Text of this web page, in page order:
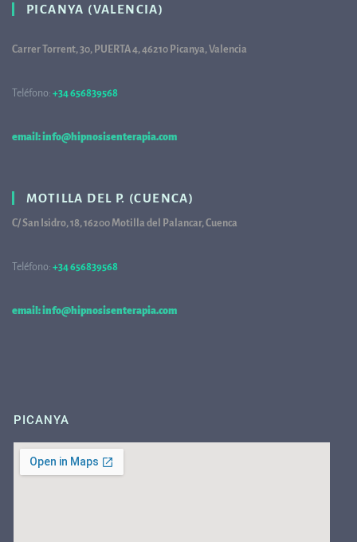
PICANYA (VALENCIA)
Carrer Torrent, 30, PUERTA 4, 46210 Picanya, Valencia
Teléfono: +34 656839568
email: info@hipnosisenterapia.com
MOTILLA DEL P. (CUENCA)
C/ San Isidro, 18, 16200 Motilla del Palancar, Cuenca
Teléfono: +34 656839568
email: info@hipnosisenterapia.com
PICANYA